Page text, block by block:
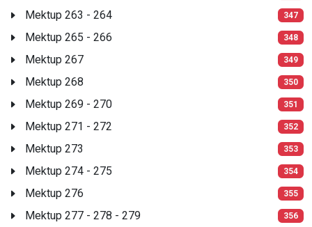
Mektup 263 - 264 347
Mektup 265 - 266 348
Mektup 267 349
Mektup 268 350
Mektup 269 - 270 351
Mektup 271 - 272 352
Mektup 273 353
Mektup 274 - 275 354
Mektup 276 355
Mektup 277 - 278 - 279 356